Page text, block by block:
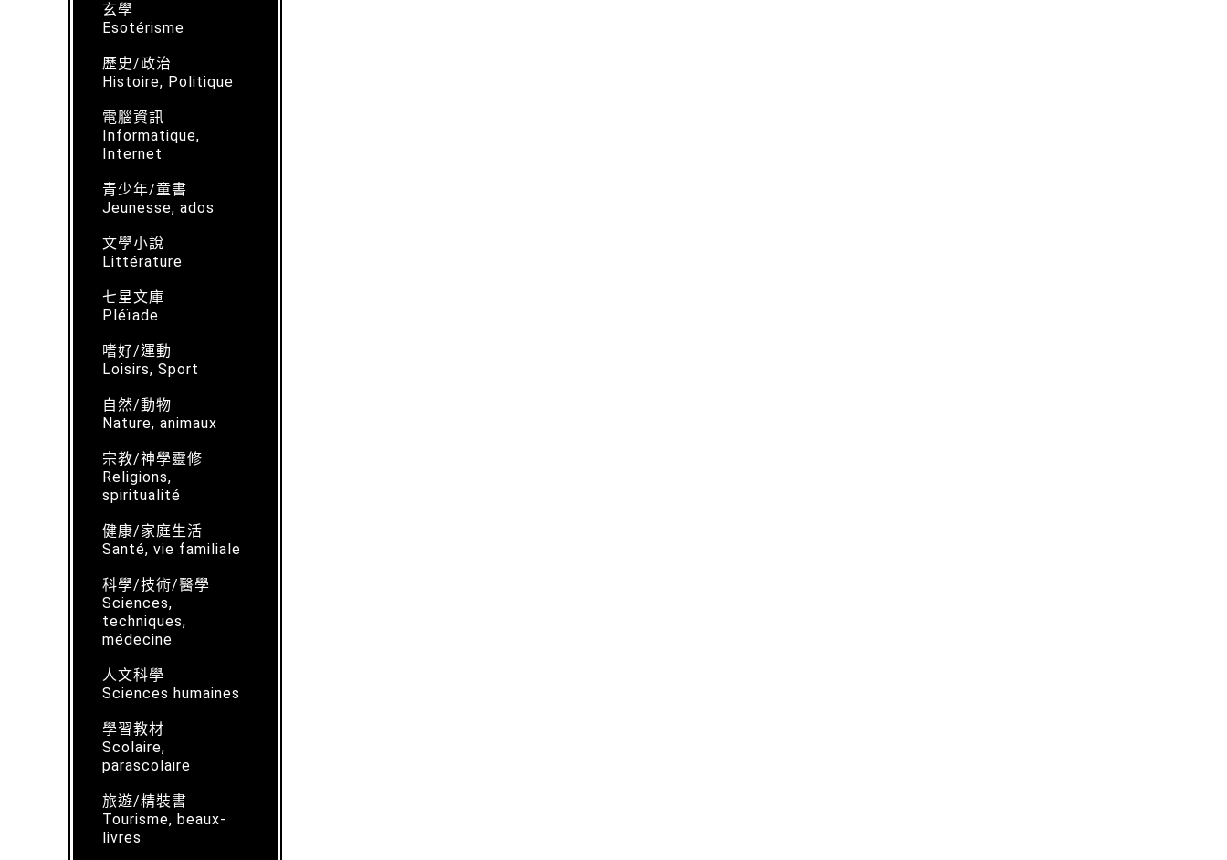
玄學
Esotérisme
歷史/政治
Histoire, Politique
電腦資訊
Informatique,
Internet
青少年/童書
Jeunesse, ados
文學小說
Littérature
七星文庫
Pléïade
嗜好/運動
Loisirs, Sport
自然/動物
Nature, animaux
宗教/神學靈修
Religions,
spiritualité
健康/家庭生活
Santé, vie familiale
科學/技術/醫學
Sciences,
techniques,
médecine
人文科學
Sciences humaines
學習教材
Scolaire,
parascolaire
旅遊/精裝書
Tourisme, beaux-
livres